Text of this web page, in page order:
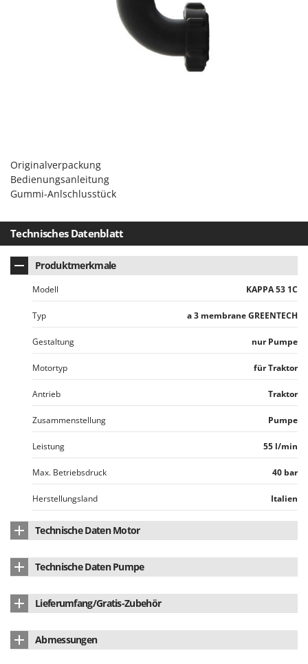
Ninja
Novatec
Novital
NuAir
NuovaFac
O
Oliviero
Olix
OMA
Omas
Ompagrill
Ooni
Oriental Koshin
Outdoorchef
Palazzetti
Palumbo Pavi
Partisani
Philips
Prismafood
R
R.G.V.
Originalverpackung
Bedienungsanleitung
Gummi-Anlschlusstück
Technisches Datenblatt
Produktmerkmale
Modell KAPPA 53 1C
Typ a 3 membrane GREENTECH
Gestaltung nur Pumpe
Motortyp für Traktor
Antrieb Traktor
Zusammenstellung Pumpe
Leistung 55 l/min
Max. Betriebsdruck 40 bar
Herstellungsland Italien
Technische Daten Motor
Anschluss Zapfwelle
Leistungsaufnahme
Technische Daten Pumpe
Anzahl der Membrane 3
Pumpetyp
Lieferumfang/Gratis-Zubehör
Abmessungen